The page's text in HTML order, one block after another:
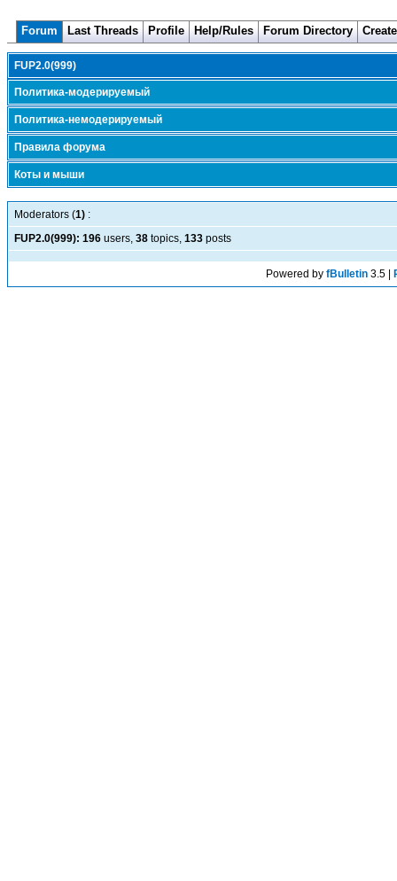
Forum Last Threads Profile Help/Rules Forum Directory
FUP2.0(999)
Политика-модерируемый
Политика-немодерируемый
Правила форума
Коты и мыши
Moderators (1) :
FUP2.0(999): 196 users, 38 topics, 133 posts
Powered by fBulletin 3.5 |